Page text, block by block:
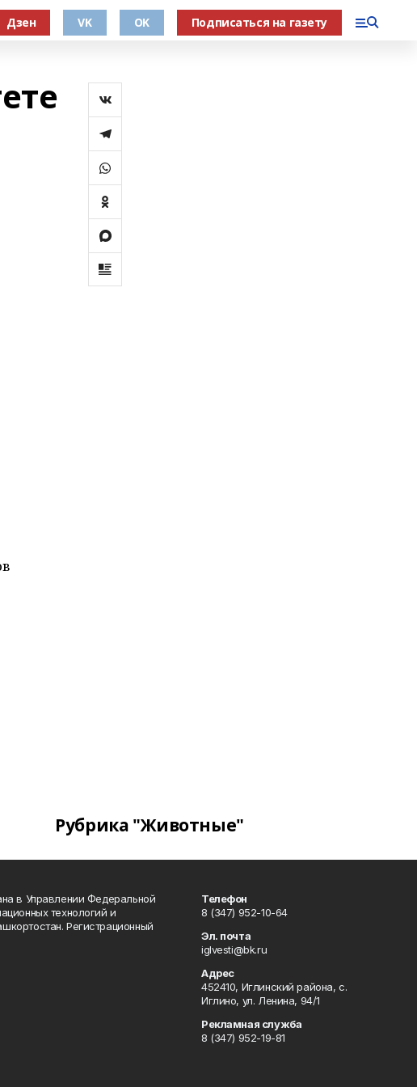
Дзен VK OK Подписаться на газету
Рубрика "Животные"
в Управлении Федеральной
технологий и
Регистрационный
Телефон
8 (347) 952-10-64
Эл. почта
iglvesti@bk.ru
Адрес
452410, Иглинский района, с.
Иглино, ул. Ленина, 94/1
Рекламная служба
8 (347) 952-19-81